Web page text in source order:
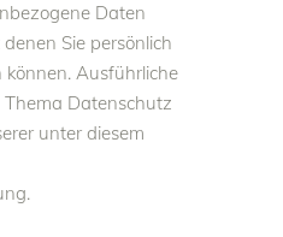
Daten
Sie persönlich
Ausführliche
Datenschutz
unter diesem